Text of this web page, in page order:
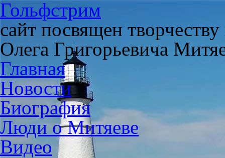
Гольфстрим
сайт посвящен
Олега Григорьевича
Главная
Новости
Биография
Люди о Митяеве
Видео